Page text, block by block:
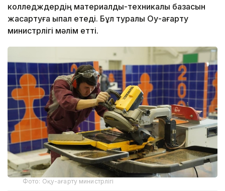
колледждердің материалдық-техникалық базасын
жақсартуға ықпал етеді. Бұл туралы Оқу-ағарту
министрлігі мәлім етті.
Фото: Оқу-ағарту министрлігі